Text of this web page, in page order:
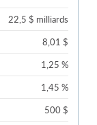
22,5 $ milliards
8,01 $
1,25 %
1,45 %
500 $